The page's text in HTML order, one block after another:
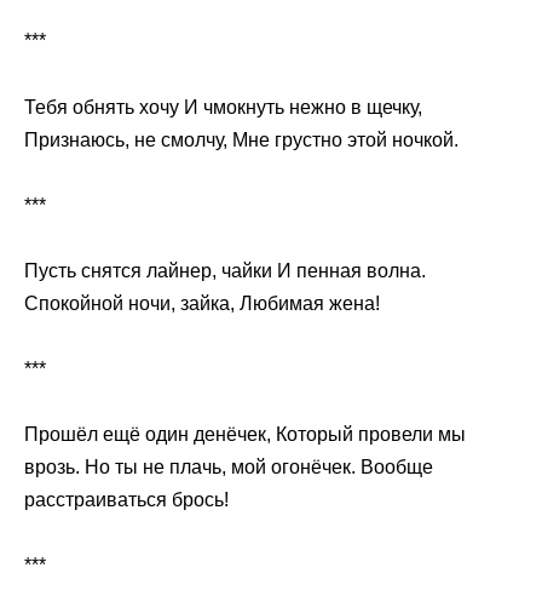
***
Тебя обнять хочу И чмокнуть нежно в щечку,
Признаюсь, не смолчу, Мне грустно этой ночкой.
***
Пусть снятся лайнер, чайки И пенная волна.
Спокойной ночи, зайка, Любимая жена!
***
Прошёл ещё один денёчек, Который провели мы
врозь. Но ты не плачь, мой огонёчек. Вообще
расстраиваться брось!
***